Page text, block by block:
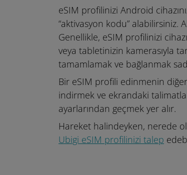
eSIM profilinizi Android
“aktivasyon kodu” alabilirsiniz.
Genellikle, eSIM profilinizi
veya tabletinizin kamerasıyla
tamamlamak ve bağlanmak
Bir eSIM profili edinmenin
indirmek ve ekrandaki
ayarlarından geçmek yer alır.
Hareket halindeyken, nerede
Ubigi eSIM profilinizi talep